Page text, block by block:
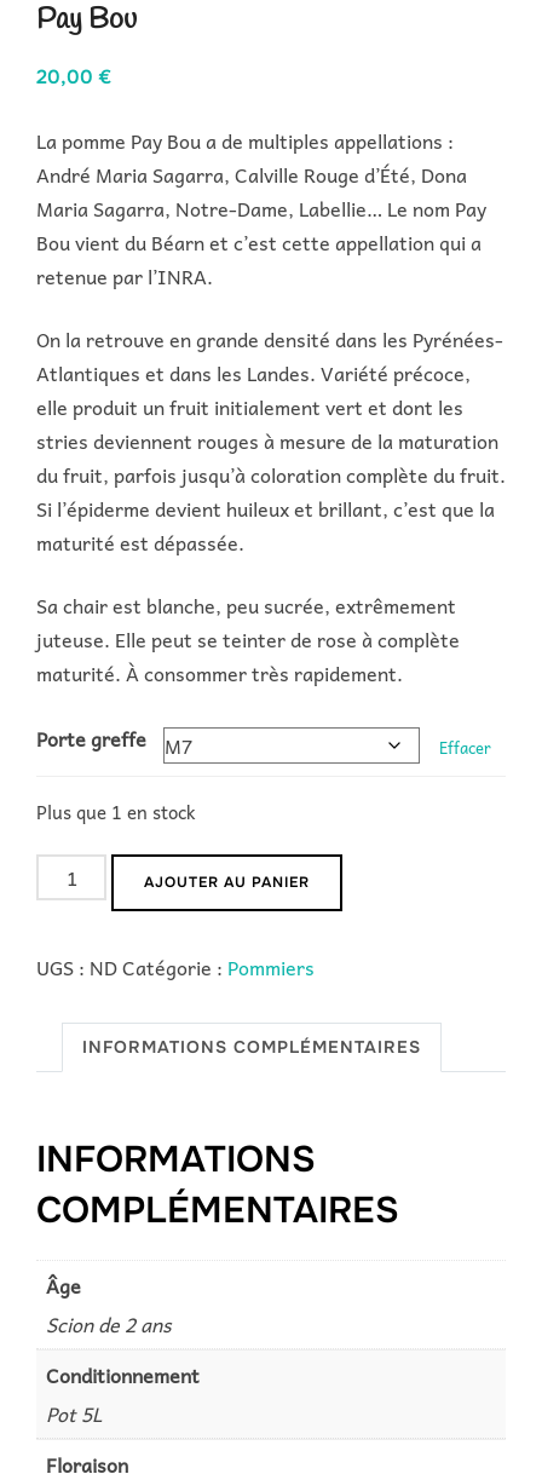
Pay Bou
20,00 €
La pomme Pay Bou a de multiples appellations :
André Maria Sagarra, Calville Rouge d’Été, Dona
Maria Sagarra, Notre-Dame, Labellie… Le nom Pay
Bou vient du Béarn et c’est cette appellation qui a
retenue par l’INRA.
On la retrouve en grande densité dans les Pyrénées-
Atlantiques et dans les Landes. Variété précoce,
elle produit un fruit initialement vert et dont les
stries deviennent rouges à mesure de la maturation
du fruit, parfois jusqu’à coloration complète du fruit.
Si l’épiderme devient huileux et brillant, c’est que la
maturité est dépassée.
Sa chair est blanche, peu sucrée, extrêmement
juteuse. Elle peut se teinter de rose à complète
maturité. À consommer très rapidement.
Porte greffe Effacer
Plus que 1 en stock
quantité
de
Bou
AJOUTER AU PANIER
UGS : NDCatégorie : Pommiers
INFORMATIONS COMPLÉMENTAIRES
INFORMATIONS
COMPLÉMENTAIRES
Âge
Scion de 2 ans
Conditionnement
Pot 5L
Floraison